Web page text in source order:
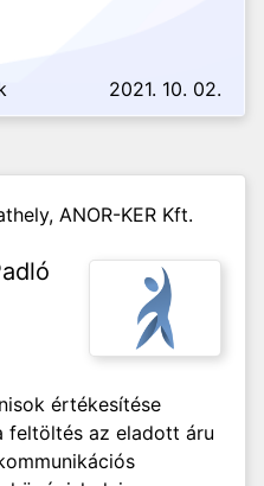
2021. 10. 02.
ANOR-KER Kft.
értékesítése
feltöltés az eladott áru